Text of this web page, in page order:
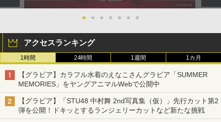
● ● ● ● ● ● ●
アクセスランキング
1時間 24時間 1週間 1カ月
【グラビア】カラフル水着のえなこさんグラビア「SUMMER
MEMORIES」をヤングアニマルWebで公開中
【グラビア】「STU48 中村舞 2nd写真集（仮）」先行カット第2
弾を公開！ドキッとするランジェリーカットなど新たな挑戦